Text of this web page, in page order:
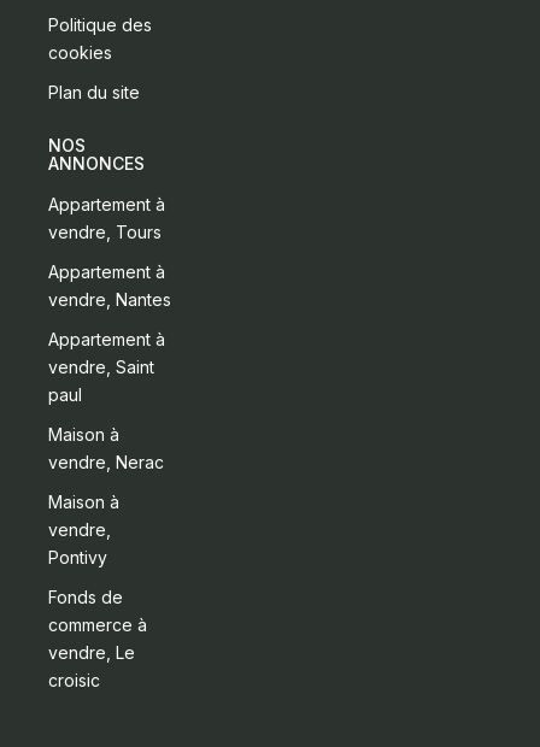
Politique des
cookies
Plan du site
NOS
ANNONCES
Appartement à
vendre, Tours
Appartement à
vendre, Nantes
Appartement à
vendre, Saint
paul
Maison à
vendre, Nerac
Maison à
vendre,
Pontivy
Fonds de
commerce à
vendre, Le
croisic